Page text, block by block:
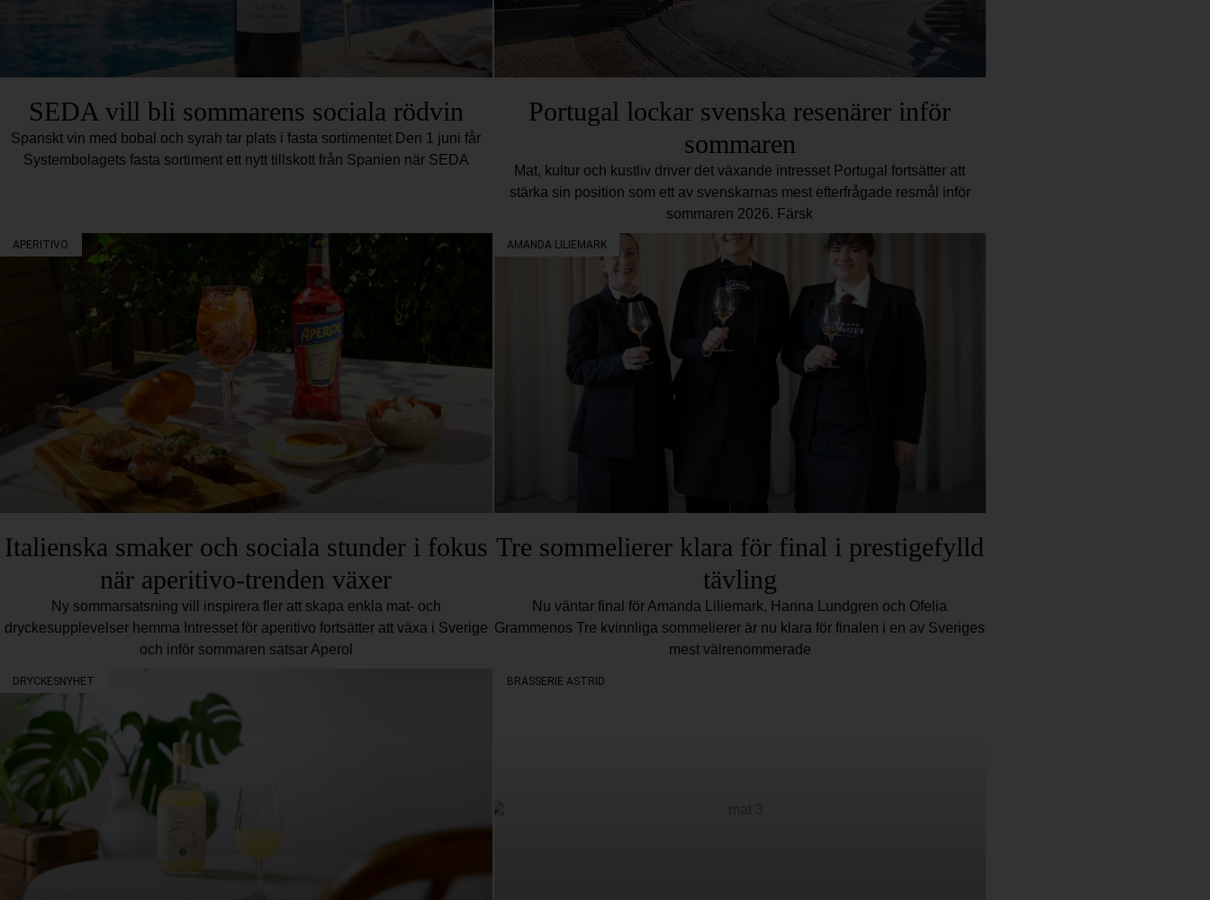
SEDA vill bli sommarens sociala rödvin
Spanskt vin med bobal och syrah tar plats i fasta sortimentet Den 1 juni får
Systembolagets fasta sortiment ett nytt tillskott från Spanien när SEDA
Portugal lockar svenska resenärer inför
sommaren
Mat, kultur och kustliv driver det växande intresset Portugal fortsätter att
stärka sin position som ett av svenskarnas mest efterfrågade resmål inför
sommaren 2026. Färsk
APERITIVO
Italienska smaker och sociala stunder i fokus
när aperitivo-trenden växer
Ny sommarsatsning vill inspirera fler att skapa enkla mat- och
dryckesupplevelser hemma Intresset för aperitivo fortsätter att växa i Sverige
och inför sommaren satsar Aperol
AMANDA LILIEMARK
Tre sommelierer klara för final i prestigefylld
tävling
Nu väntar final för Amanda Liliemark, Hanna Lundgren och Ofelia
Grammenos Tre kvinnliga sommelierer är nu klara för finalen i en av Sveriges
mest välrenommerade
DRYCKESNYHET BRASSERIE ASTRID